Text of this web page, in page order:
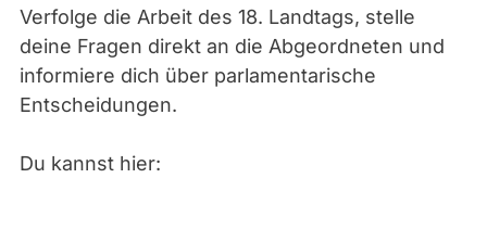
Spenden
Verfolge die Arbeit des 18. Landtags, stelle
deine Fragen direkt an die Abgeordneten und
informiere dich über parlamentarische
Entscheidungen.
Du kannst hier: